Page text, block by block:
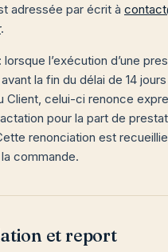
adressée par écrit à
.
: lorsque l’exécution d’une
la fin du délai de 14
Client, celui-ci renonce
pour la part de
renonciation est
commande.
et report